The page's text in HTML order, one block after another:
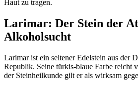
Haut zu tragen.
Larimar: Der Stein der
Alkoholsucht
Larimar ist ein seltener Edelstein aus der
Republik. Seine türkis-blaue Farbe reicht
der Steinheilkunde gilt er als wirksam